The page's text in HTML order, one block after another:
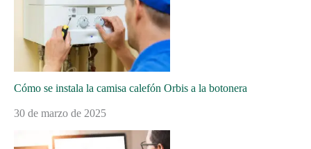
Cómo se instala la camisa calefón Orbis a la botonera
30 de marzo de 2025